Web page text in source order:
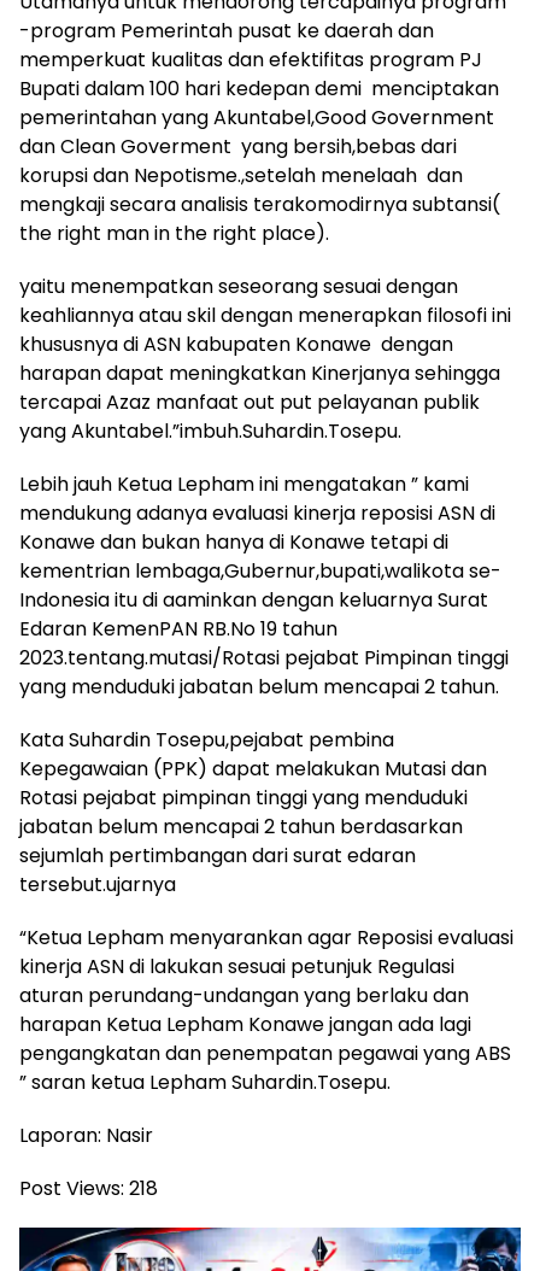
-program Pemerintah pusat ke daerah dan
memperkuat kualitas dan efektifitas program PJ
Bupati dalam 100 hari kedepan demi menciptakan
pemerintahan yang Akuntabel,Good Government
dan Clean Goverment yang bersih,bebas dari
korupsi dan Nepotisme.,setelah menelaah dan
mengkaji secara analisis terakomodirnya subtansi(
the right man in the right place).
yaitu menempatkan seseorang sesuai dengan
keahliannya atau skil dengan menerapkan filosofi ini
khususnya di ASN kabupaten Konawe dengan
harapan dapat meningkatkan Kinerjanya sehingga
tercapai Azaz manfaat out put pelayanan publik
yang Akuntabel.”imbuh.Suhardin.Tosepu.
Lebih jauh Ketua Lepham ini mengatakan ” kami
mendukung adanya evaluasi kinerja reposisi ASN di
Konawe dan bukan hanya di Konawe tetapi di
kementrian lembaga,Gubernur,bupati,walikota se-
Indonesia itu di aaminkan dengan keluarnya Surat
Edaran KemenPAN RB.No 19 tahun
2023.tentang.mutasi/Rotasi pejabat Pimpinan tinggi
yang menduduki jabatan belum mencapai 2 tahun.
Kata Suhardin Tosepu,pejabat pembina
Kepegawaian (PPK) dapat melakukan Mutasi dan
Rotasi pejabat pimpinan tinggi yang menduduki
jabatan belum mencapai 2 tahun berdasarkan
sejumlah pertimbangan dari surat edaran
tersebut.ujarnya
“Ketua Lepham menyarankan agar Reposisi evaluasi
kinerja ASN di lakukan sesuai petunjuk Regulasi
aturan perundang-undangan yang berlaku dan
harapan Ketua Lepham Konawe jangan ada lagi
pengangkatan dan penempatan pegawai yang ABS
” saran ketua Lepham Suhardin.Tosepu.
Laporan: Nasir
Post Views: 218